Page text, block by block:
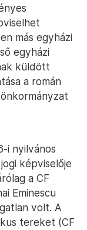
más egyházi
egyházi
küldött
a román
i nyilvános
képviselője
a CF
Eminescu
volt. A
tereket (CF